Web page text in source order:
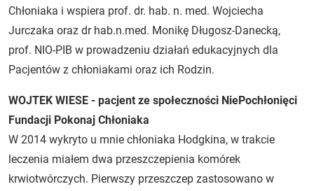
Chłoniaka i wspiera prof. dr. hab. n. med. Wojciecha
Jurczaka oraz dr hab.n.med. Monikę Długosz-Danecką,
prof. NIO-PIB w prowadzeniu działań edukacyjnych dla
Pacjentów z chłoniakami oraz ich Rodzin.
WOJTEK WIESE - pacjent ze społeczności NiePochłonięci
Fundacji Pokonaj Chłoniaka
W 2014 wykryto u mnie chłoniaka Hodgkina, w trakcie
leczenia miałem dwa przeszczepienia komórek
krwiotwórczych. Pierwszy przeszczep zastosowano w